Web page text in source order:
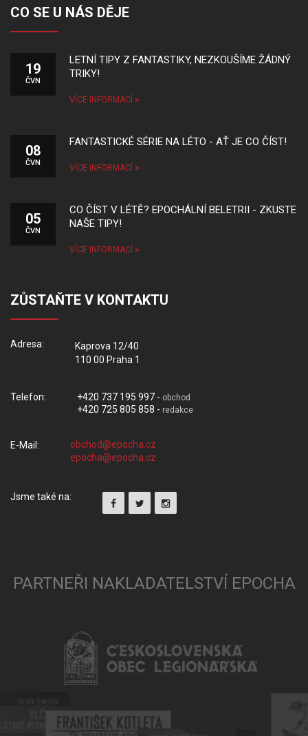
CO SE U NÁS DĚJE
19
ČVN
LETNÍ TIPY Z FANTASTIKY, NEZKOUŠÍME ŽÁDNÝ
TRIKY!
VÍCE INFORMACÍ
08
ČVN
FANTASTICKÉ SÉRIE NA LÉTO - AŤ JE CO ČÍST!
VÍCE INFORMACÍ
05
ČVN
CO ČÍST V LÉTĚ? EPOCHÁLNÍ BELETRII - ZKUSTE
NAŠE TIPY!
VÍCE INFORMACÍ
ZŮSTAŇTE V KONTAKTU
Adresa:
Kaprova 12/40
110 00 Praha 1
Telefon: +420 737 195 997 - obchod
+420 725 805 858 - redakce
E-Mail:
Jsme také na:
PARTNEŘI NAKLADATELSTVÍ EPOCHA